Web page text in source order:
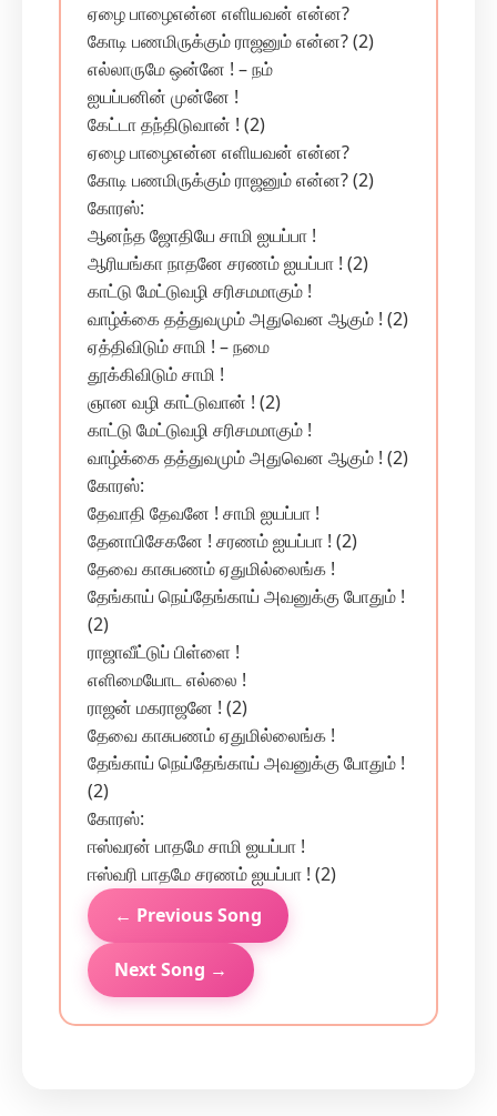
ஏழை பாழைஎன்ன எளியவன் என்ன?
கோடி பணமிருக்கும் ராஜனும் என்ன? (2)
எல்லாருமே ஒன்னே ! – நம்
ஐயப்பனின் முன்னே !
கேட்டா தந்திடுவான் ! (2)
ஏழை பாழைஎன்ன எளியவன் என்ன?
கோடி பணமிருக்கும் ராஜனும் என்ன? (2)
கோரஸ்:
ஆனந்த ஜோதியே சாமி ஐயப்பா !
ஆரியங்கா நாதனே சரணம் ஐயப்பா ! (2)
காட்டு மேட்டுவழி சரிசமமாகும் !
வாழ்க்கை தத்துவமும் அதுவென ஆகும் ! (2)
ஏத்திவிடும் சாமி ! – நமை
தூக்கிவிடும் சாமி !
ஞான வழி காட்டுவான் ! (2)
காட்டு மேட்டுவழி சரிசமமாகும் !
வாழ்க்கை தத்துவமும் அதுவென ஆகும் ! (2)
கோரஸ்:
தேவாதி தேவனே ! சாமி ஐயப்பா !
தேனாபிசேகனே ! சரணம் ஐயப்பா ! (2)
தேவை காசுபணம் ஏதுமில்லைங்க !
தேங்காய் நெய்தேங்காய் அவனுக்கு போதும் !
(2)
ராஜாவீட்டுப் பிள்ளை !
எளிமையோட எல்லை !
ராஜன் மகராஜனே ! (2)
தேவை காசுபணம் ஏதுமில்லைங்க !
தேங்காய் நெய்தேங்காய் அவனுக்கு போதும் !
(2)
கோரஸ்:
ஈஸ்வரன் பாதமே சாமி ஐயப்பா !
ஈஸ்வரி பாதமே சரணம் ஐயப்பா ! (2)
← Previous Song
Next Song →